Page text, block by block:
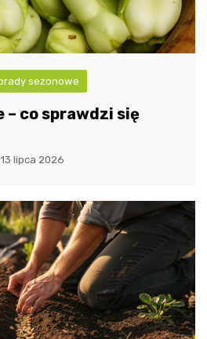
sezonowe
– co sprawdzi się
13 lipca 2026